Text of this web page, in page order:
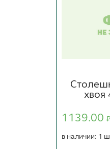
хвоя
1139.00 ₽
в наличии: 1